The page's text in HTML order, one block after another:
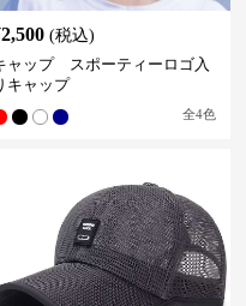
2,500 (税込)
ャップ スポーティーロゴ入
キャップ
全4色